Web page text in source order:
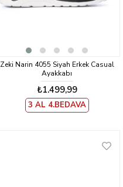
Zeki Narin 4055 Siyah Erkek Casual
Ayakkabı
₺1.499,99
3 AL 4.BEDAVA